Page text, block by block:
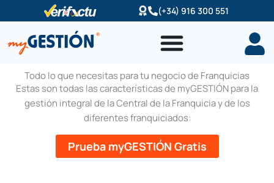
al
contenido
(+34) 916 300 551
Todo lo que necesitas para tu negocio de Franquicias
Estas son todas las características de myGESTIÓN para la
gestión integral de la Central de la Franquicia y de los
diferentes franquiciados:
Prueba myGESTIÓN Gratis